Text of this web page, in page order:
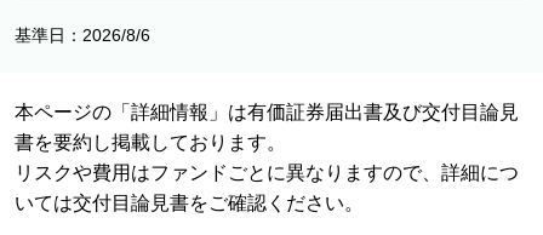
基準日：2026/8/6
本ページの「詳細情報」は有価証券届出書及び交付目論見
書を要約し掲載しております。
リスクや費用はファンドごとに異なりますので、詳細につ
いては交付目論見書をご確認ください。